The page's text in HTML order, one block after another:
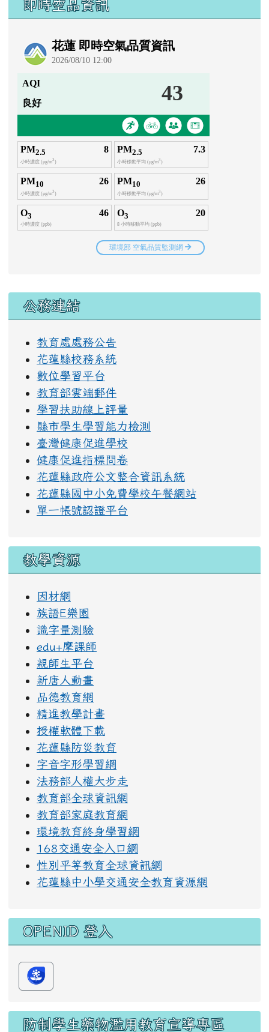
即時空品資訊
右邊區域內容
公務連結
教育處處務公告
花蓮縣校務系統
數位學習平台
教育部雲端郵件
學習扶助線上評量
縣市學生學習能力檢測
臺灣健康促進學校
健康促進指標問卷
花蓮縣政府公文整合資訊系統
花蓮縣國中小免費學校午餐網站
單一帳號認證平台
教學資源
因材網
族語E樂園
識字量測驗
edu+摩課師
親師生平台
新唐人動畫
品德教育網
精進教學計畫
授權軟體下載
花蓮縣防災教育
字音字形學習網
法務部人權大步走
教育部全球資訊網
教育部家庭教育網
環境教育終身學習網
168交通安全入口網
性別平等教育全球資訊網
花蓮縣中小學交通安全教育資源網
OPENID 登入
防制學生藥物濫用教育宣導專區